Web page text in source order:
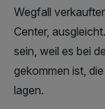
Wegfall
Center,
sein, weil es bei
gekommen ist,
lagen.